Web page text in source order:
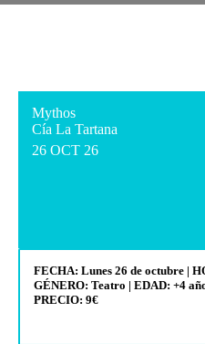
Mythos
Cía La Tartana
26 OCT 26
FECHA: Lunes 26 de octubre |
GÉNERO: Teatro | EDAD: +4
PRECIO: 9€